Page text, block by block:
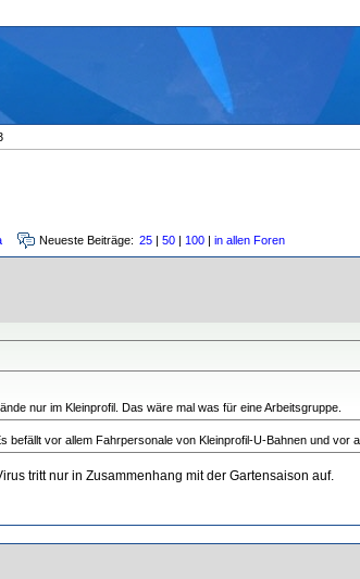
Neueste Beiträge: 25 | 50 | 100 | in allen Foren
nur im Kleinprofil. Das wäre mal was für eine Arbeitsgruppe.
befällt vor allem Fahrpersonale von Kleinprofil-U-Bahnen und vor
tritt nur in Zusammenhang mit der Gartensaison auf.